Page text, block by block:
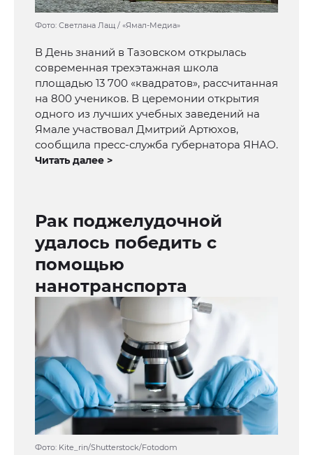
Фото: Светлана Лащ / «Ямал-Медиа»
В День знаний в Тазовском открылась
современная трехэтажная школа
площадью 13 700 «квадратов», рассчитанная
на 800 учеников. В церемонии открытия
одного из лучших учебных заведений на
Ямале участвовал Дмитрий Артюхов,
сообщила пресс-служба губернатора ЯНАО.
Читать далее >
Рак поджелудочной
удалось победить с
помощью
нанотранспорта
Фото: Kite_rin/Shutterstock/Fotodom